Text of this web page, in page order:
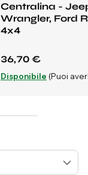
Centralina -
Wrangler, Ford
4x4
36,70 €
Disponibile (Puoi